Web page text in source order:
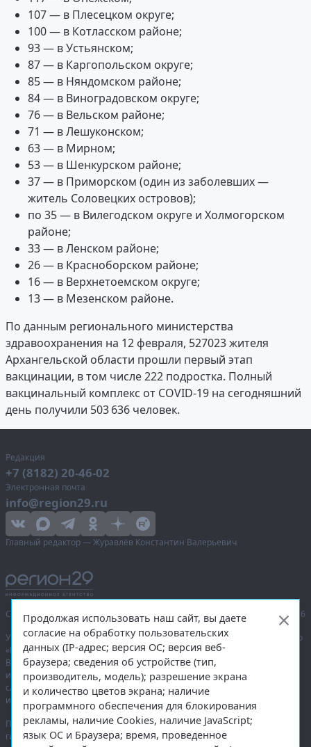
107 — в Плесецком округе;
100 — в Котласском районе;
93 — в Устьянском;
87 — в Каргопольском округе;
85 — в Няндомском районе;
84 — в Виноградовском округе;
76 — в Вельском районе;
71 — в Лешуконском;
63 — в Мирном;
53 — в Шенкурском районе;
37 — в Приморском (один из заболевших —
житель Соловецких островов);
по 35 — в Вилегодском округе и Холмогорском
районе;
33 — в Ленском районе;
26 — в Красноборском районе;
16 — в Верхнетоемском округе;
13 — в Мезенском районе.
По данным регионального министерства
здравоохранения на 12 февраля, 527023 жителя
Архангельской области прошли первый этап
вакцинации, в том числе 222 подростка. Полный
вакцинальный комплекс от COVID-19 на сегодняшний
день получили 503 636 человек.
Редакция
+7 (8182) 20-46-02
Электронная почта
info@region29.ru
Главный редактор — Журавлёв Константин Валерьевич
Сетевое издание «Информационное агентство Регион 29»,
© 2016–2026
Учредитель — общество с ограниченной ответственностью «Агентство
«Правда Севера».
Выписка из реестра зарегистрированных средств массовой
информации:ЭЛ № ФС 77-74226от 09.11.2018 выдано Федеральной
службой по надзору в сфере связи, информационных технологий
и массовых коммуникаций (Роскомнадзор).
При полном или частичном использовании любых материалов
гиперссылка на region29.ruобязательна. Копирование материалов без
Продолжая использовать наш сайт, вы даете
согласие на обработку пользовательских
данных (IP-адрес; версия ОС; версия веб-
браузера; сведения об устройстве (тип,
производитель, модель); разрешение экрана
и количество цветов экрана; наличие
программного обеспечения для блокирования
рекламы, наличие Cookies, наличие JavaScript;
язык ОС и Браузера; время, проведенное